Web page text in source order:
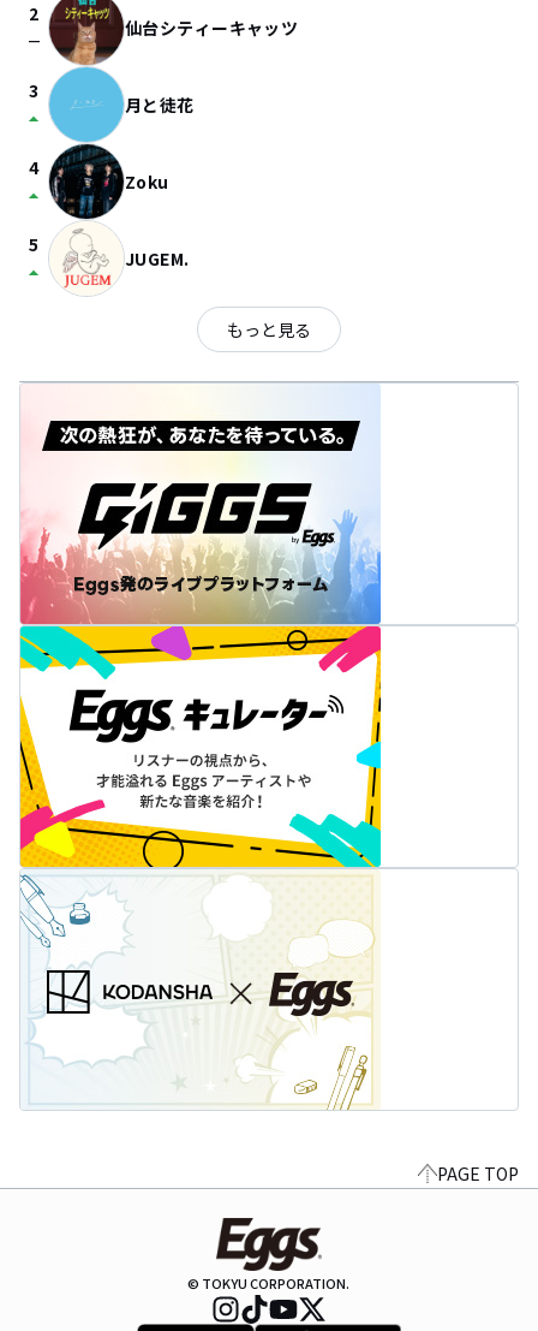
2
check_indeterminate_small 仙台シティーキャッツ
3
arrow_drop_up 月と徒花
4
arrow_drop_up Zoku
5
arrow_drop_up JUGEM.
もっと見る
PAGE TOP
© TOKYU CORPORATION.